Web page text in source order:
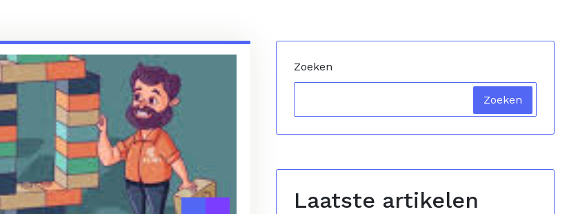
Zoeken
Zoeken
Laatste artikelen